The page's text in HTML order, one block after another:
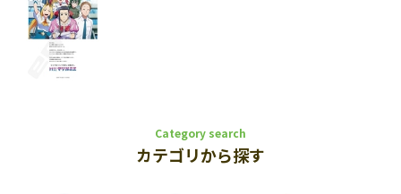
Category search
カテゴリから探す